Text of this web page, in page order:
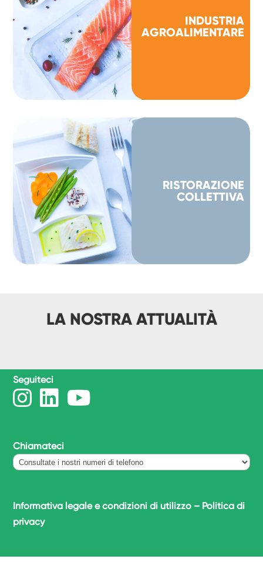
INDUSTRIA
AGROALIMENTARE
RISTORAZIONE
COLLETTIVA
LA NOSTRA ATTUALITÀ
Seguiteci
Chiamateci
Informativa legale e condizioni di utilizzo – Politica di
privacy